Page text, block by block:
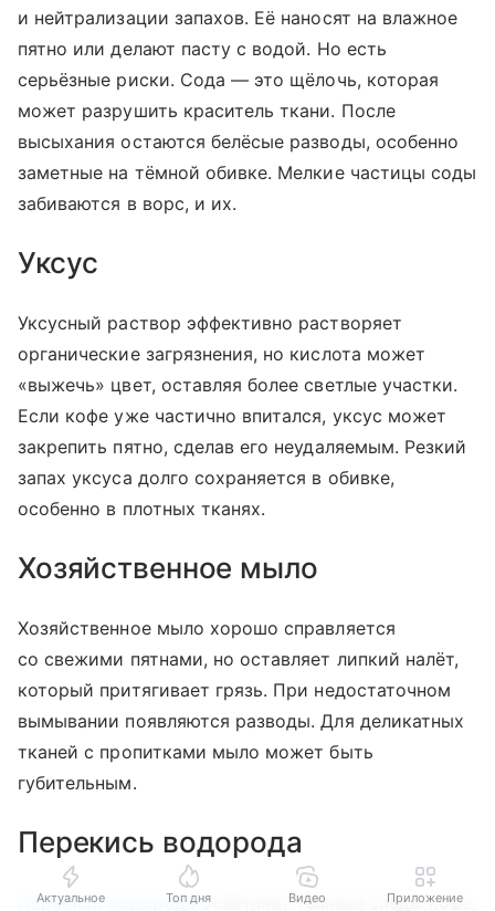
и нейтрализации запахов. Её наносят на влажное
пятно или делают пасту с водой. Но есть
серьёзные риски. Сода — это щёлочь, которая
может разрушить краситель ткани. После
высыхания остаются белёсые разводы, особенно
заметные на тёмной обивке. Мелкие частицы соды
забиваются в ворс, и их.
Уксус
Уксусный раствор эффективно растворяет
органические загрязнения, но кислота может
«выжечь» цвет, оставляя более светлые участки.
Если кофе уже частично впитался, уксус может
закрепить пятно, сделав его неудаляемым. Резкий
запах уксуса долго сохраняется в обивке,
особенно в плотных тканях.
Хозяйственное мыло
Хозяйственное мыло хорошо справляется
со свежими пятнами, но оставляет липкий налёт,
который притягивает грязь. При недостаточном
вымывании появляются разводы. Для деликатных
тканей с пропитками мыло может быть
губительным.
Перекись водорода
Перекись водородаосветляет тёмные следы кофе,
Актуальное Топ дня Видео Приложение